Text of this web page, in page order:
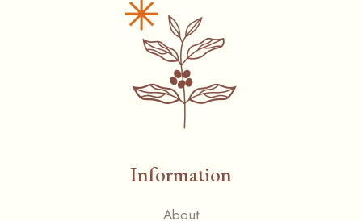
Information
About